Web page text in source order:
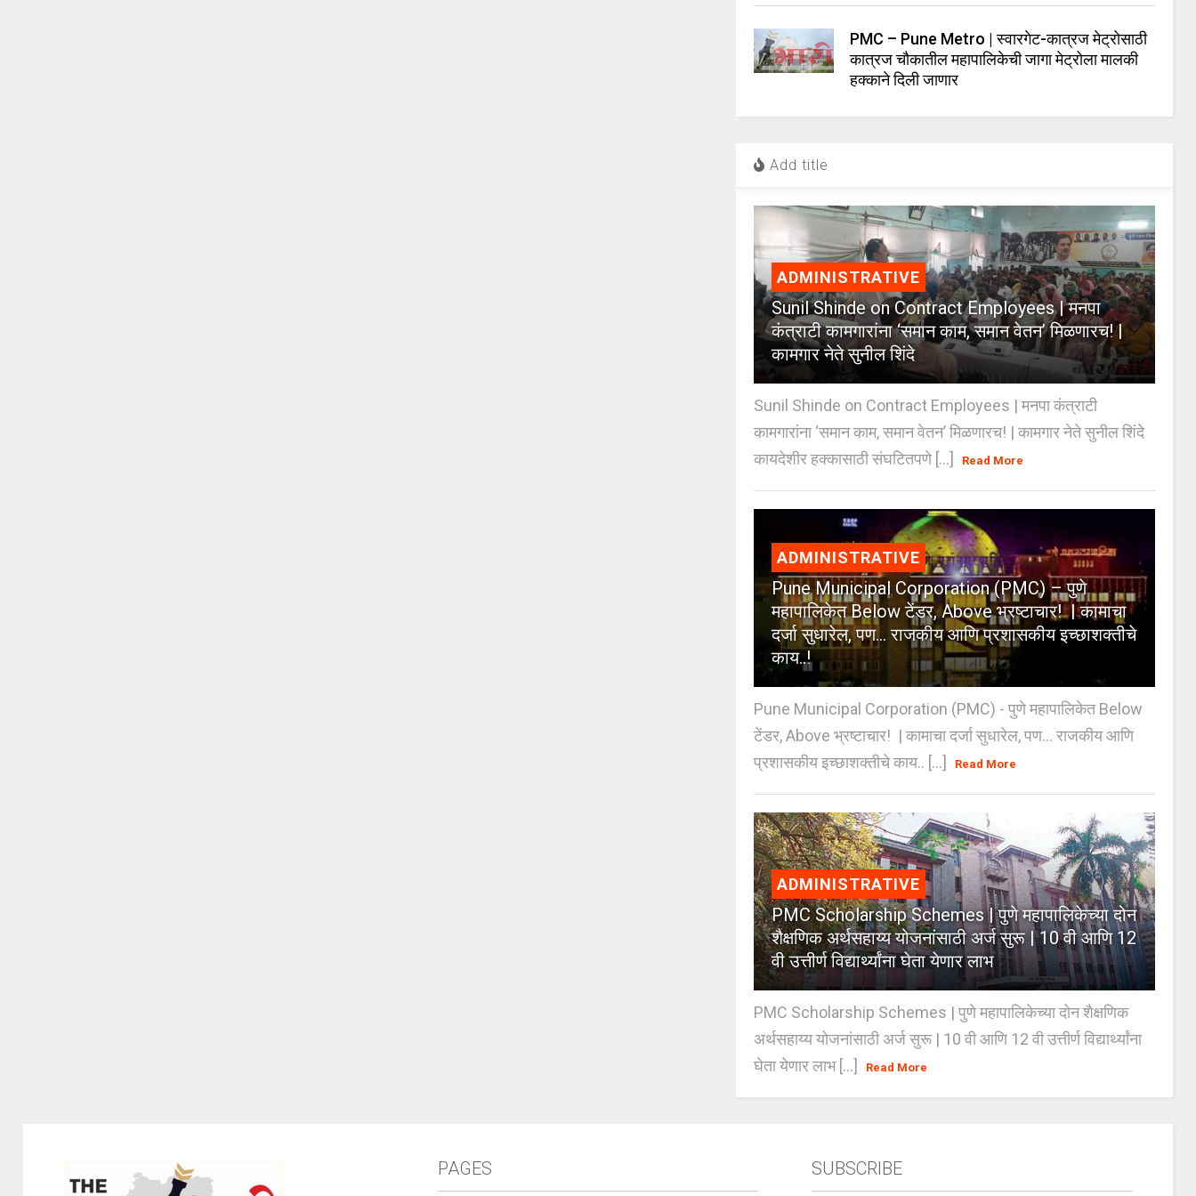
PMC – Pune Metro | स्वारगेट-कात्रज मेट्रोसाठी
कात्रज चौकातील महापालिकेची जागा मेट्रोला मालकी
हक्काने दिली जाणार
Add title
ADMINISTRATIVE
Sunil Shinde on Contract Employees | मनपा
कंत्राटी कामगारांना ‘समान काम, समान वेतन’ मिळणारच! |
कामगार नेते सुनील शिंदे
Sunil Shinde on Contract Employees | मनपा कंत्राटी
कामगारांना ‘समान काम, समान वेतन’ मिळणारच! | कामगार नेते सुनील शिंदे
कायदेशीर हक्कासाठी संघटितपणे [...]
Read More
ADMINISTRATIVE
Pune Municipal Corporation (PMC) – पुणे
महापालिकेत Below टेंडर, Above भ्रष्टाचार! | कामाचा
दर्जा सुधारेल, पण… राजकीय आणि प्रशासकीय इच्छाशक्तीचे
काय..!
Pune Municipal Corporation (PMC) - पुणे महापालिकेत Below
टेंडर, Above भ्रष्टाचार! | कामाचा दर्जा सुधारेल, पण… राजकीय आणि
प्रशासकीय इच्छाशक्तीचे काय.. [...]
Read More
ADMINISTRATIVE
PMC Scholarship Schemes | पुणे महापालिकेच्या दोन
शैक्षणिक अर्थसहाय्य योजनांसाठी अर्ज सुरू | 10 वी आणि 12
वी उत्तीर्ण विद्यार्थ्यांना घेता येणार लाभ
PMC Scholarship Schemes | पुणे महापालिकेच्या दोन शैक्षणिक
अर्थसहाय्य योजनांसाठी अर्ज सुरू | 10 वी आणि 12 वी उत्तीर्ण विद्यार्थ्यांना
घेता येणार लाभ [...]
Read More
PAGES SUBSCRIBE